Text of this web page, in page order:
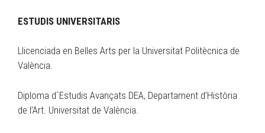
ESTUDIS UNIVERSITARIS
Llicenciada en Belles Arts per la Universitat Politècnica de
València.
Diploma d`Estudis Avançats DEA, Departament d’Història
de l’Art. Universitat de València.